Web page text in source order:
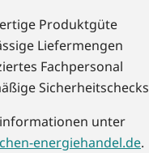
Produktgüte
Liefermengen
Fachpersonal
Sicherheitschecks
unter
energiehandel.de.